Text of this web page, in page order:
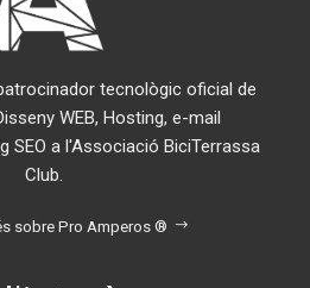
tecnològic oficial de
WEB, Hosting, e-mail
SEO a l'Associació BiciTerrassa
Club.
sobre Pro Amperos ®